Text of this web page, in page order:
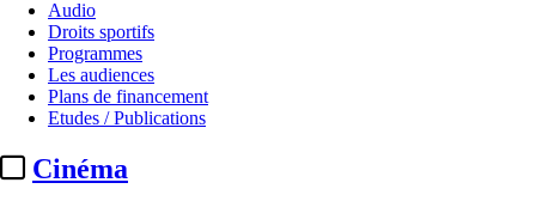
Audio
Droits sportifs
Programmes
Les audiences
Plans de financement
Etudes / Publications
Cinéma